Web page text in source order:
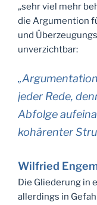
„sehr viel mehr
die Argumention
und
unverzichtbar:
jeder Rede,
Abfolge
kohärenter
Wilfried
Die Gliederung in
allerdings in